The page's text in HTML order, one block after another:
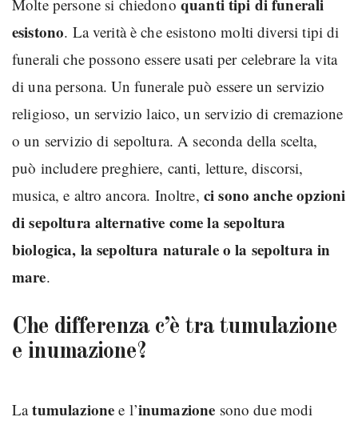
Molte persone si chiedono
esistono. La verità è che esistono molti diversi tipi di
funerali che possono essere usati per celebrare la vita
di una persona. Un funerale può essere un servizio
religioso, un servizio laico, un servizio di cremazione
o un servizio di sepoltura. A seconda della scelta,
può includere preghiere, canti, letture, discorsi,
musica, e altro ancora. Inoltre, ci sono anche opzioni
di sepoltura alternative come la sepoltura
biologica, la sepoltura naturale o la sepoltura in
mare.
Che differenza c’è tra tumulazione
e inumazione?
Latumulazione e l’inumazione sono due modi